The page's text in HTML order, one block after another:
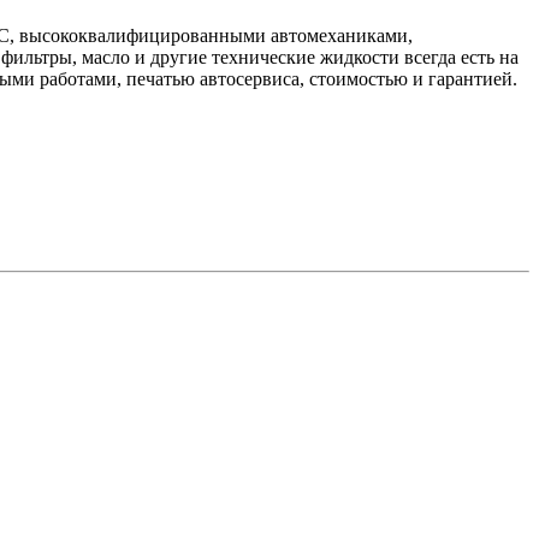
высококвалифицированными автомеханиками,
масло и другие технические жидкости всегда есть на
работами, печатью автосервиса, стоимостью и гарантией.